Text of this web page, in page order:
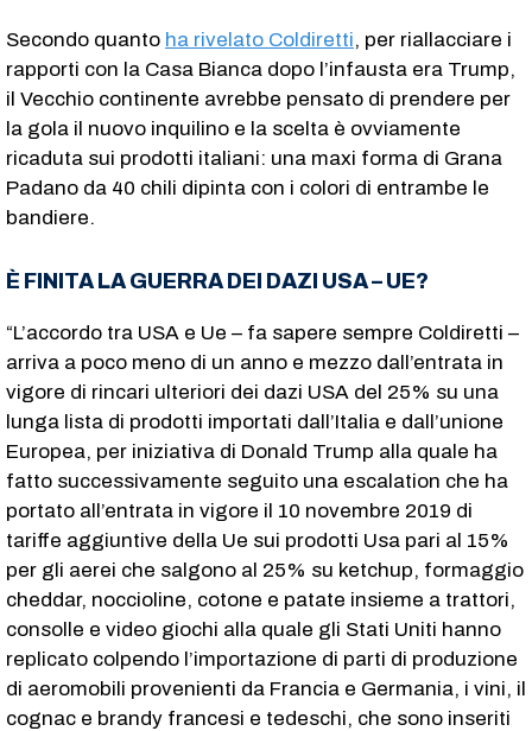
Secondo quanto ha rivelato Coldiretti, per riallacciare i
rapporti con la Casa Bianca dopo l’infausta era Trump,
il Vecchio continente avrebbe pensato di prendere per
la gola il nuovo inquilino e la scelta è ovviamente
ricaduta sui prodotti italiani: una maxi forma di Grana
Padano da 40 chili dipinta con i colori di entrambe le
bandiere.
È FINITA LA GUERRA DEI DAZI USA – UE?
“L’accordo tra USA e Ue – fa sapere sempre Coldiretti –
arriva a poco meno di un anno e mezzo dall’entrata in
vigore di rincari ulteriori dei dazi USA del 25% su una
lunga lista di prodotti importati dall’Italia e dall’unione
Europea, per iniziativa di Donald Trump alla quale ha
fatto successivamente seguito una escalation che ha
portato all’entrata in vigore il 10 novembre 2019 di
tariffe aggiuntive della Ue sui prodotti Usa pari al 15%
per gli aerei che salgono al 25% su ketchup, formaggio
cheddar, noccioline, cotone e patate insieme a trattori,
consolle e video giochi alla quale gli Stati Uniti hanno
replicato colpendo l’importazione di parti di produzione
di aeromobili provenienti da Francia e Germania, i vini, il
cognac e brandy francesi e tedeschi, che sono inseriti